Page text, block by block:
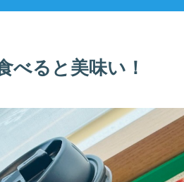
べると美味い！